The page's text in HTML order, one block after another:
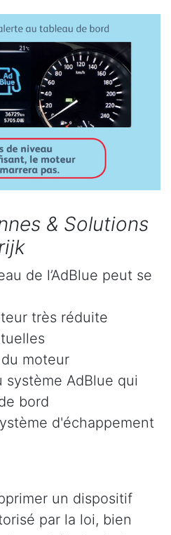
& Solutions
de l’AdBlue peut se
très réduite
moteur
AdBlue qui
bord
d'échappement
un dispositif
par la loi, bien